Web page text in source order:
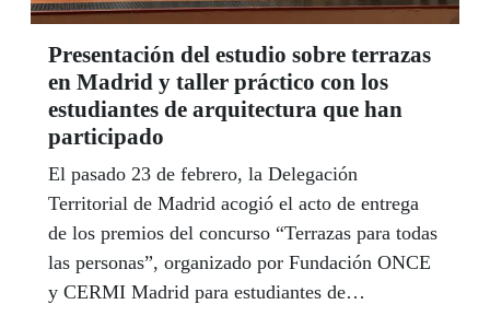
Presentación del estudio sobre terrazas
en Madrid y taller práctico con los
estudiantes de arquitectura que han
participado
El pasado 23 de febrero, la Delegación
Territorial de Madrid acogió el acto de entrega
de los premios del concurso “Terrazas para todas
las personas”, organizado por Fundación ONCE
y CERMI Madrid para estudiantes de